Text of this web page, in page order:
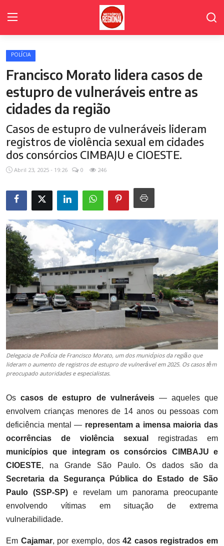
Home Page
Poder Legislativo de Cajamar
Cidades
Fale Conosco
Polícia
Política
Galeria de Fotos
POLÍCIA
Francisco Morato lidera casos de
estupro de vulneráveis entre as
cidades da região
Casos de estupro de vulneráveis lideram
registros de violência sexual em cidades
dos consórcios CIMBAJU e CIOESTE.
Abril 23, 2025 - 19:26 0 246
Delegacia de Polícia de Francisco Morato, um dos municípios da região que
lideram o aumento de registros de estupro de vulnerável em 2025. Os casos têm
preocupado autoridades e especialistas.
Oscasos de estupro de vulneráveis— aqueles que
envolvem crianças menores de 14 anos ou pessoas com
deficiência mental — representam a imensa maioria das
ocorrências de violência sexual
registradas em
municípios que integram os consórcios CIMBAJU e
CIOESTE, na Grande São Paulo. Os dados são da
Secretaria da Segurança Pública do Estado de São
Paulo (SSP-SP) e revelam um panorama preocupante
envolvendo vítimas em situação de extrema
vulnerabilidade.
Em Cajamar, por exemplo, dos42 casos registrados em